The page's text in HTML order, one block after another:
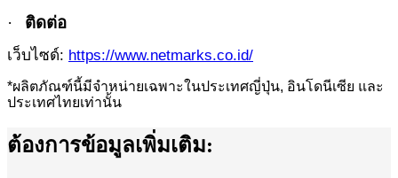
· ติดต่อ
เว็บไซด์: https://www.netmarks.co.id/
*ผลิตภัณฑ์นี้มีจำหน่ายเฉพาะในประเทศญี่ปุ่น, อินโดนีเซีย และ
ประเทศไทยเท่านั้น
ต้องการข้อมูลเพิ่มเติม: